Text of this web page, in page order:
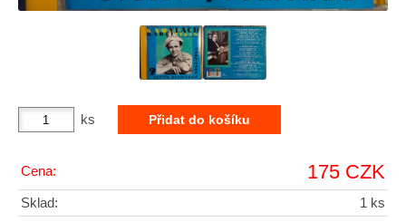
ks
Cena: 175 CZK
Sklad: 1 ks